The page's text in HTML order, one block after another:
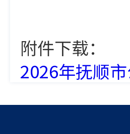
附件下载：
2026年抚顺